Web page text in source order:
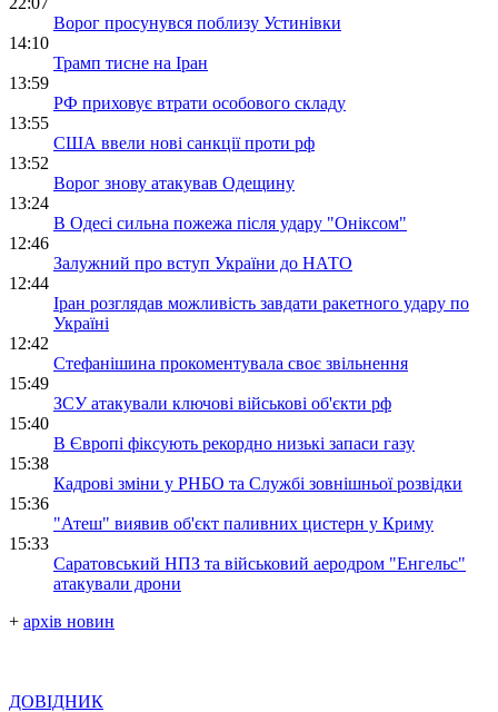
Ворог просунувся поблизу Устинівки
14:10
Трамп тисне на Іран
13:59
РФ приховує втрати особового складу
13:55
США ввели нові санкції проти рф
13:52
Ворог знову атакував Одещину
13:24
В Одесі сильна пожежа після удару "Оніксом"
12:46
Залужний про вступ України до НАТО
12:44
Іран розглядав можливість завдати ракетного удару по
Україні
12:42
Стефанішина прокоментувала своє звільнення
15:49
ЗСУ атакували ключові військові об'єкти рф
15:40
В Європі фіксують рекордно низькі запаси газу
15:38
Кадрові зміни у РНБО та Службі зовнішньої розвідки
15:36
"Атеш" виявив об'єкт паливних цистерн у Криму
15:33
Саратовський НПЗ та військовий аеродром "Енгельс"
атакували дрони
+ архів новин
ДОВІДНИК